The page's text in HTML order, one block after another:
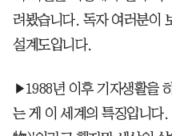
려봤습니다. 독자 여러분이
설계도입니다.
▶1988년 이후 기자생활을
는 게 이 세계의 특징입니다